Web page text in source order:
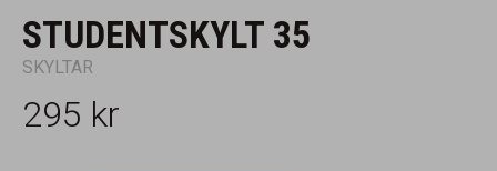
STUDENTSKYLT 35
SKYLTAR
295 kr